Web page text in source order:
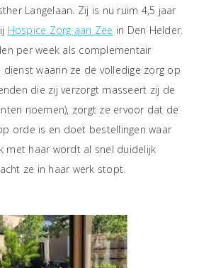
Langelaan. Zij is nu ruim 4,5 jaar
Hospice Zorg aan Zee in Den Helder.
per week als complementair
dienst waarin ze de volledige zorg op
die zij verzorgt masseert zij de
noemen), zorgt ze ervoor dat de
orde is en doet bestellingen waar
met haar wordt al snel duidelijk
ze in haar werk stopt.